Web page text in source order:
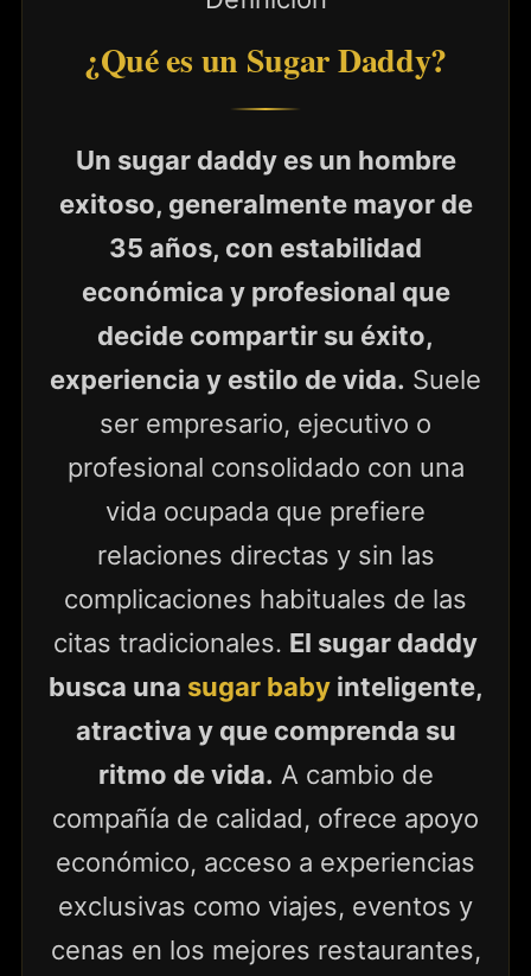
¿Qué es un Sugar Daddy?
Un sugar daddy es un hombre
exitoso, generalmente mayor de
35 años, con estabilidad
económica y profesional que
decide compartir su éxito,
experiencia y estilo de vida. Suele
ser empresario, ejecutivo o
profesional consolidado con una
vida ocupada que prefiere
relaciones directas y sin las
complicaciones habituales de las
citas tradicionales. El sugar daddy
busca una sugar babyinteligente,
atractiva y que comprenda su
ritmo de vida. A cambio de
compañía de calidad, ofrece apoyo
económico, acceso a experiencias
exclusivas como viajes, eventos y
cenas en los mejores restaurantes,